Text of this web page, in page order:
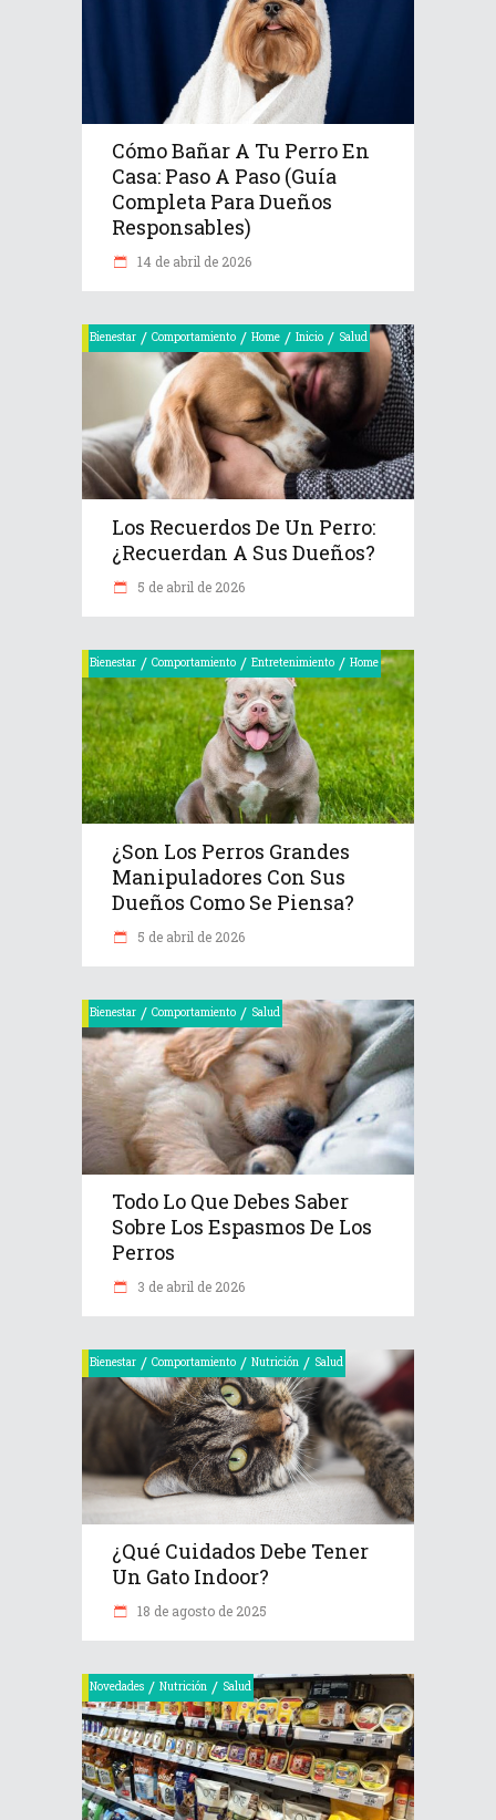
Cómo Bañar A Tu Perro En
Casa: Paso A Paso (Guía
Completa Para Dueños
Responsables)
14 de abril de 2026
Bienestar / Comportamiento / Home / Inicio / Salud
Los Recuerdos De Un Perro:
¿recuerdan A Sus Dueños?
5 de abril de 2026
Bienestar / Comportamiento / Entretenimiento / Home
¿Son Los Perros Grandes
Manipuladores Con Sus
Dueños Como Se Piensa?
5 de abril de 2026
Bienestar / Comportamiento / Salud
Todo Lo Que Debes Saber
Sobre Los Espasmos De Los
Perros
3 de abril de 2026
Bienestar / Comportamiento / Nutrición / Salud
¿Qué Cuidados Debe Tener
Un Gato Indoor?
18 de agosto de 2025
Novedades / Nutrición / Salud